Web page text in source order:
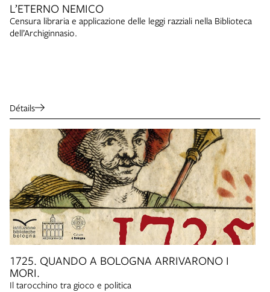
L’ETERNO NEMICO
Censura libraria e applicazione delle leggi razziali nella Biblioteca
dell’Archiginnasio.
Détails
1725. QUANDO A BOLOGNA ARRIVARONO I
MORI.
Il tarocchino tra gioco e politica